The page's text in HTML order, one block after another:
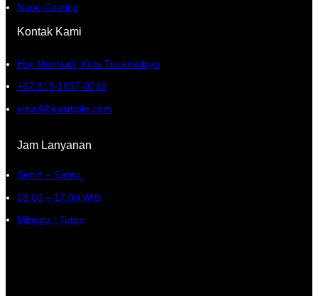
Nano Coating
Kontak Kami
Haji Mashudi, Kota Tasikmalaya
+62 813-1897-0216
email@example.com
Jam Lanyanan
Senin – Sabtu:
08.00 – 17.00 WIB
Minggu : Tutup